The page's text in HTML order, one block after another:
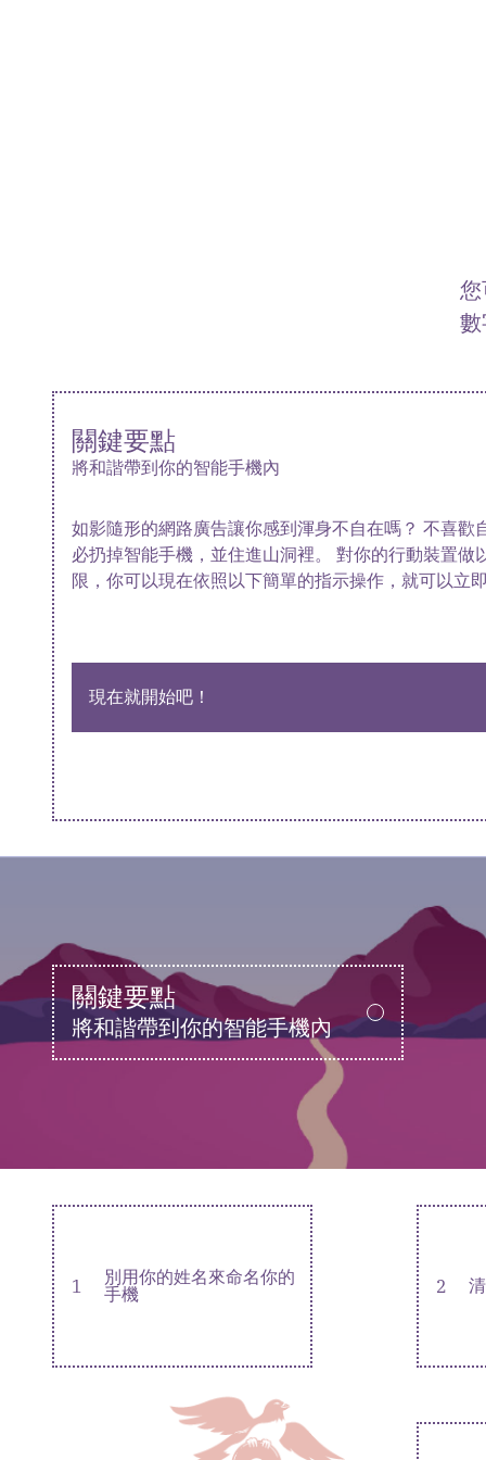
關鍵要點
將和諧帶到你的智能手機內
如影隨形的網路廣告讓你感到渾身不自在嗎？ 不喜
必扔掉智能手機，並住進山洞裡。 對你的行動裝置
限，你可以現在依照以下簡單的指示操作，就可以立
現在就開始吧！
關鍵要點
將和諧帶到你的智能手機內
1
別用你的姓名來命名你的
手機
2